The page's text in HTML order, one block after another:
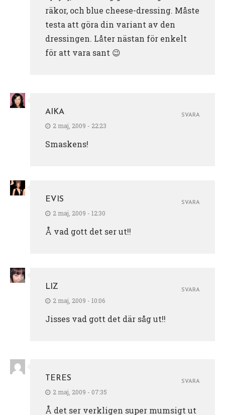
räkor, och blue cheese-dressing. Måste
testa att göra din variant av den
dressingen. Låter nästan för enkelt
för att vara sant 😉
AIKA
2 maj, 2009 - 22:23
Smaskens!
SVARA
EVIS
2 maj, 2009 - 12:30
Å vad gott det ser ut!!
SVARA
LIZ
2 maj, 2009 - 10:06
Jisses vad gott det där såg ut!!
SVARA
TERES
2 maj, 2009 - 07:35
Å det ser verkligen super mumsigt ut
SVARA